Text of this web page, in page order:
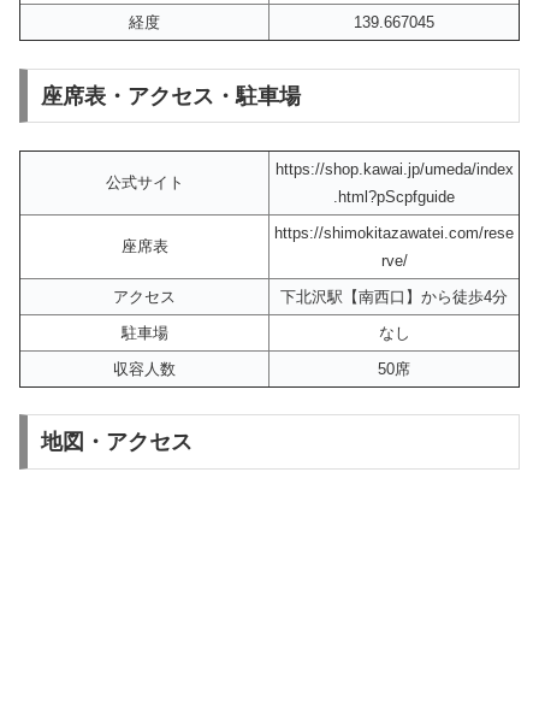
経度
139.667045
座席表・アクセス・駐車場
公式サイト
https://shop.kawai.jp/umeda/index
.html?pScpfguide
座席表
https://shimokitazawatei.com/rese
rve/
アクセス
下北沢駅【南西口】から徒歩4分
駐車場
なし
収容人数
50席
地図・アクセス